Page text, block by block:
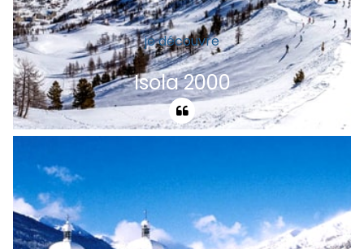
Isola 2000
du Mercantour, la station grand plaisir
vous offre à moins de 100Km de Nice et
aux frontières de l'Italie un domaine de
120Km de pistes.
je découvre